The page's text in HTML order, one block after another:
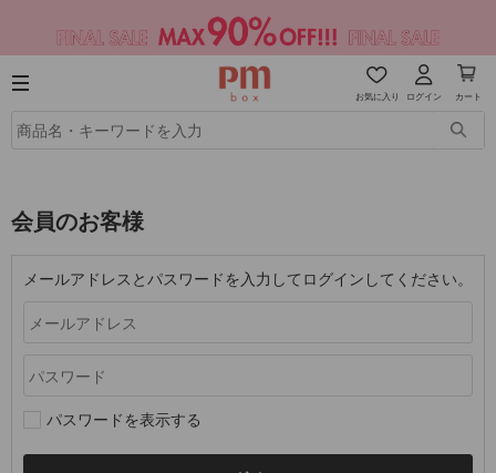
お気に入り ログイン カート
会員のお客様
メールアドレスとパスワードを入力してログインしてください。
パスワードを表示する